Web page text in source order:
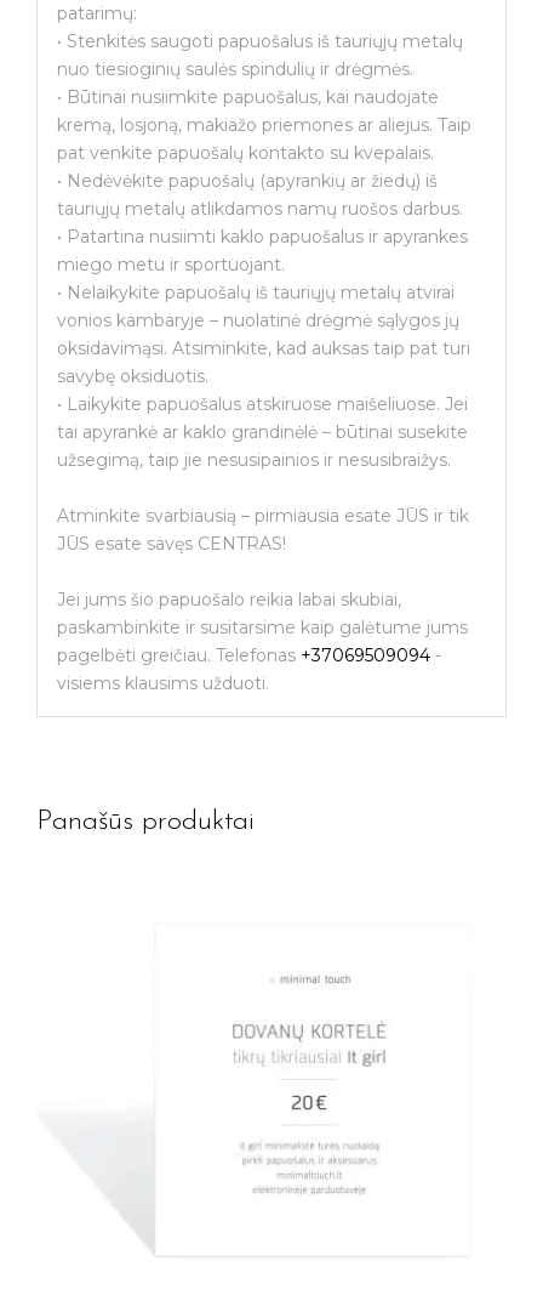
patarimų:
• Stenkitės saugoti papuošalus iš tauriųjų metalų
nuo tiesioginių saulės spindulių ir drėgmės.
• Būtinai nusiimkite papuošalus, kai naudojate
kremą, losjoną, makiažo priemones ar aliejus. Taip
pat venkite papuošalų kontakto su kvepalais.
• Nedėvėkite papuošalų (apyrankių ar žiedų) iš
tauriųjų metalų atlikdamos namų ruošos darbus.
• Patartina nusiimti kaklo papuošalus ir apyrankes
miego metu ir sportuojant.
• Nelaikykite papuošalų iš tauriųjų metalų atvirai
vonios kambaryje – nuolatinė drėgmė sąlygos jų
oksidavimąsi. Atsiminkite, kad auksas taip pat turi
savybę oksiduotis.
• Laikykite papuošalus atskiruose maišeliuose. Jei
tai apyrankė ar kaklo grandinėlė – būtinai susekite
užsegimą, taip jie nesusipainios ir nesusibraižys.
Atminkite svarbiausią – pirmiausia esate JŪS ir tik
JŪS esate savęs CENTRAS!
Jei jums šio papuošalo reikia labai skubiai,
paskambinkite ir susitarsime kaip galėtume jums
pagelbėti greičiau. Telefonas +37069509094-
visiems klausims užduoti.
Panašūs produktai
Jūsų el. paštas